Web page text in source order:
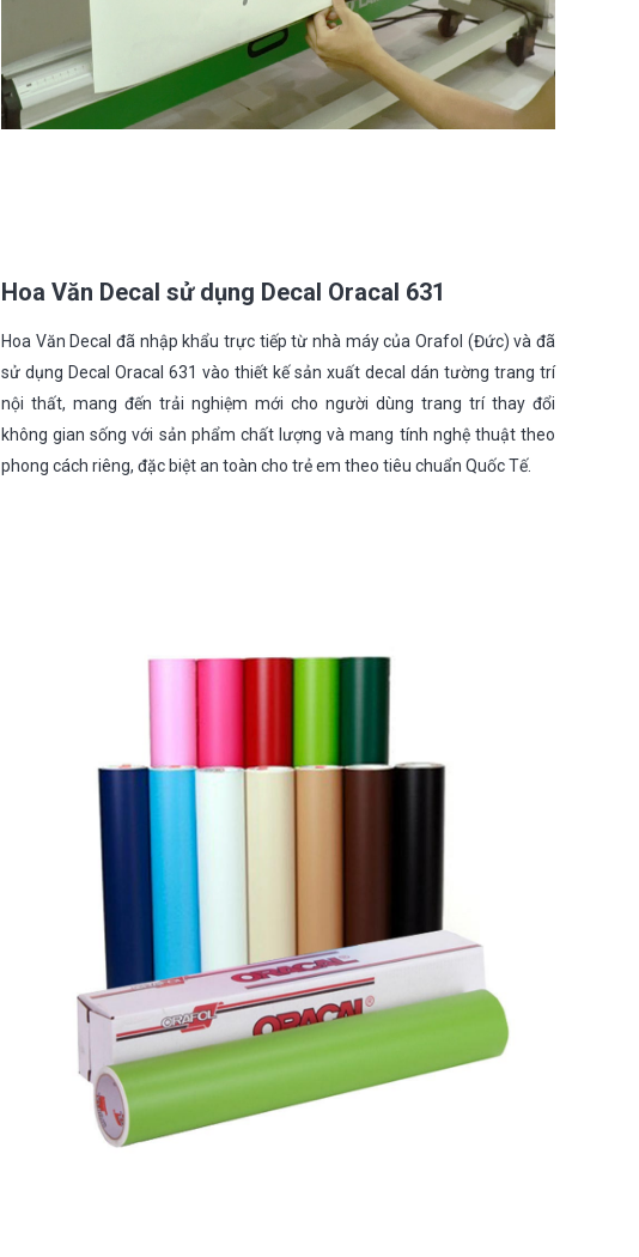
Hoa Văn Decal sử dụng Decal Oracal 631
Hoa Văn Decal đã nhập khẩu trực tiếp từ nhà máy của Orafol (Đức) và đã
sử dụng Decal Oracal 631 vào thiết kế sản xuất decal dán tường trang trí
nội thất, mang đến trải nghiệm mới cho người dùng trang trí thay đổi
không gian sống với sản phẩm chất lượng và mang tính nghệ thuật theo
phong cách riêng, đặc biệt an toàn cho trẻ em theo tiêu chuẩn Quốc Tế.